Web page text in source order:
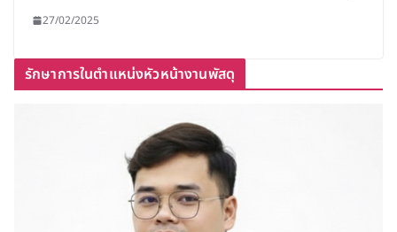
27/02/2025
รักษาการในตำแหน่งหัวหน้างานพัสดุ